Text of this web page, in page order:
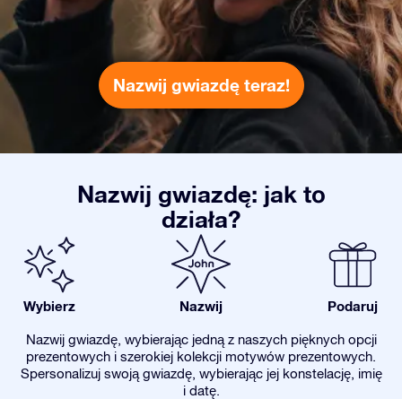
Nazwij gwiazdę teraz!
Nazwij gwiazdę: jak to
działa?
Wybierz Nazwij Podaruj
Nazwij gwiazdę, wybierając jedną z naszych pięknych opcji
prezentowych i szerokiej kolekcji motywów prezentowych.
Spersonalizuj swoją gwiazdę, wybierając jej konstelację, imię
i datę.